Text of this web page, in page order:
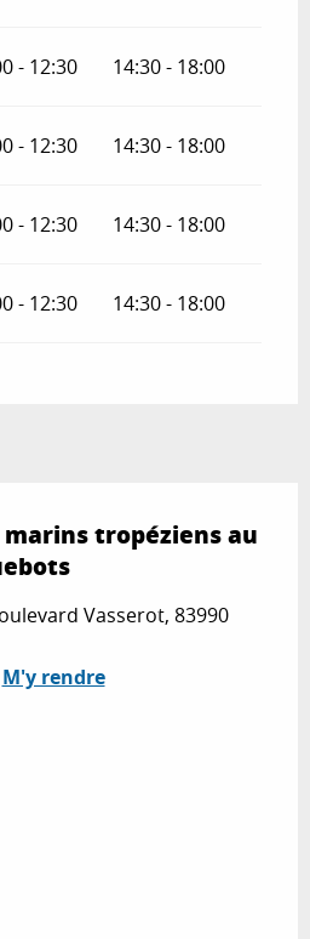
- 12:30 14:30 - 18:00
- 12:30 14:30 - 18:00
- 12:30 14:30 - 18:00
- 12:30 14:30 - 18:00
marins tropéziens au
Vasserot, 83990
M'y rendre